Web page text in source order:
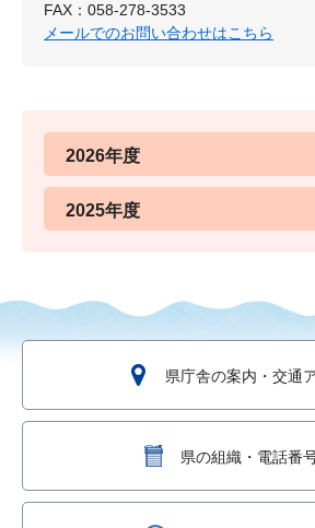
FAX：058-278-3533
メールでのお問い合わせはこちら
2026年度
2025年度
県庁舎の案内・交通
県の組織・電話番